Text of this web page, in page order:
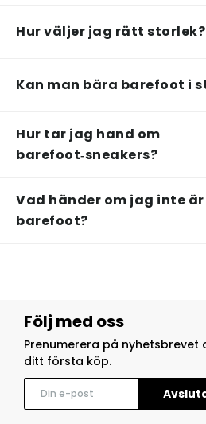
Hur väljer jag rätt storlek?
Kan man bära barefoot i
Hur tar jag hand om
barefoot‑sneakers?
Vad händer om jag inte
barefoot?
Följ med oss
Prenumerera på nyhetsbrevet
ditt första köp.